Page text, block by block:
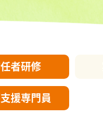
者研修
援専門員